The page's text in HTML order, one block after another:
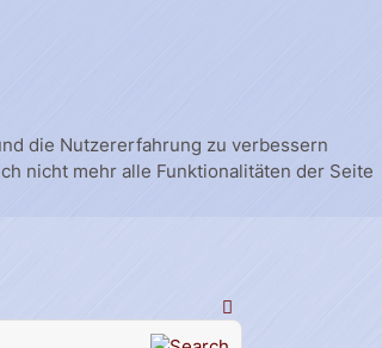
die Nutzererfahrung zu verbessern
nicht mehr alle Funktionalitäten der Seite